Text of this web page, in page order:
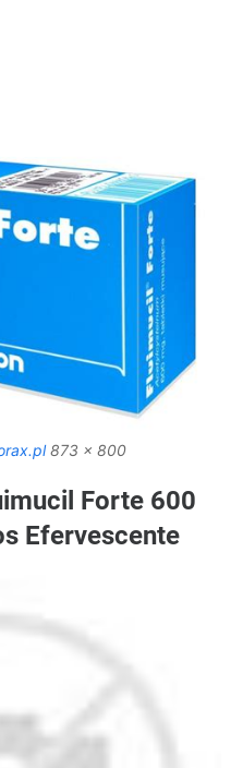
873 x 800
Forte 600
Efervescente